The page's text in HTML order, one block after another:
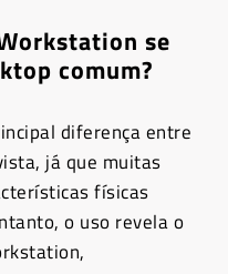
se
comum?
diferença entre
já que muitas
físicas
o uso revela o